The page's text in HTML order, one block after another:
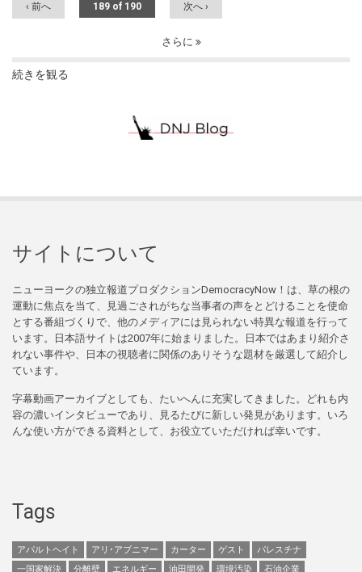
‹ 前へ 189 of 190 次へ ›
さらに
続きを観る
サイトについて
ニューヨークの独立報道プロダクションDemocracyNow！は、草の根の
運動に焦点を当て、見過ごされがちな当事者の声をとどけることを使命
とする番組づくりで、他のメディアには見られない特異な報道を行って
います。日本語サイトは2007年に始まりました。日本ではあまり紹介さ
れない事件や、日本の視聴者に関係のありそうな題材を厳選して紹介し
ています。
字幕動画アーカイブとしても、たいへんに充実してきました。どれも内
容の濃いインタビューであり、見るたびに新しい発見があります。いろ
んな使い方ができる資料として、お役立ていただければ幸いです。
Tags
アパルトヘイト アリ･アブニマー カーター ゲスト
パレスチナ
一国家解決
分離壁 エネルギー 油田開発 環境汚染 石油企業